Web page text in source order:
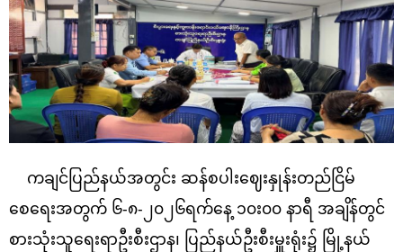
ကချင်ပြည်နယ်အတွင်း ဆန်စပါးဈေးနှုန်းတည်ငြိမ်
စေ‌‌ရေးအတွက် ၆-၈-၂၀၂၆ရက်နေ့ ၁၀း၀၀ နာရီ အချိန်တွင်
စားသုံးသူရေးရာဦးစီးဌာန၊ ပြည်နယ်ဦးစီးမှူးရုံး၌ မြို့နယ်